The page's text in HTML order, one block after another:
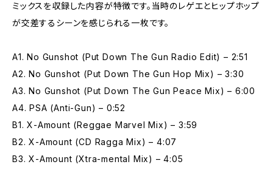
ミックスを収録した内容が特徴です。当時のレゲエとヒップホップ
が交差するシーンを感じられる一枚です。
A1. No Gunshot (Put Down The Gun Radio Edit) – 2:51
A2. No Gunshot (Put Down The Gun Hop Mix) – 3:30
A3. No Gunshot (Put Down The Gun Peace Mix) – 6:00
A4. PSA (Anti-Gun) – 0:52
B1. X-Amount (Reggae Marvel Mix) – 3:59
B2. X-Amount (CD Ragga Mix) – 4:07
B3. X-Amount (Xtra-mental Mix) – 4:05